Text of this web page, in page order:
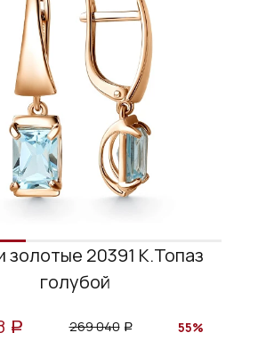
золотые 20391 К.Топаз
голубой
a 269 040 a 55%